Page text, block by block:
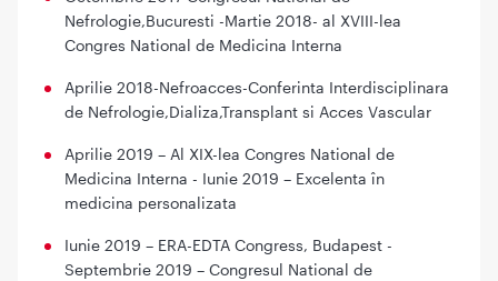
Nefrologie,Bucuresti -Martie 2018- al XVIII-lea
Congres National de Medicina Interna
Aprilie 2018-Nefroacces-Conferinta Interdisciplinara
de Nefrologie,Dializa,Transplant si Acces Vascular
Aprilie 2019 – Al XIX-lea Congres National de
Medicina Interna - Iunie 2019 – Excelenta în
medicina personalizata
Iunie 2019 – ERA-EDTA Congress, Budapest -
Septembrie 2019 – Congresul National de